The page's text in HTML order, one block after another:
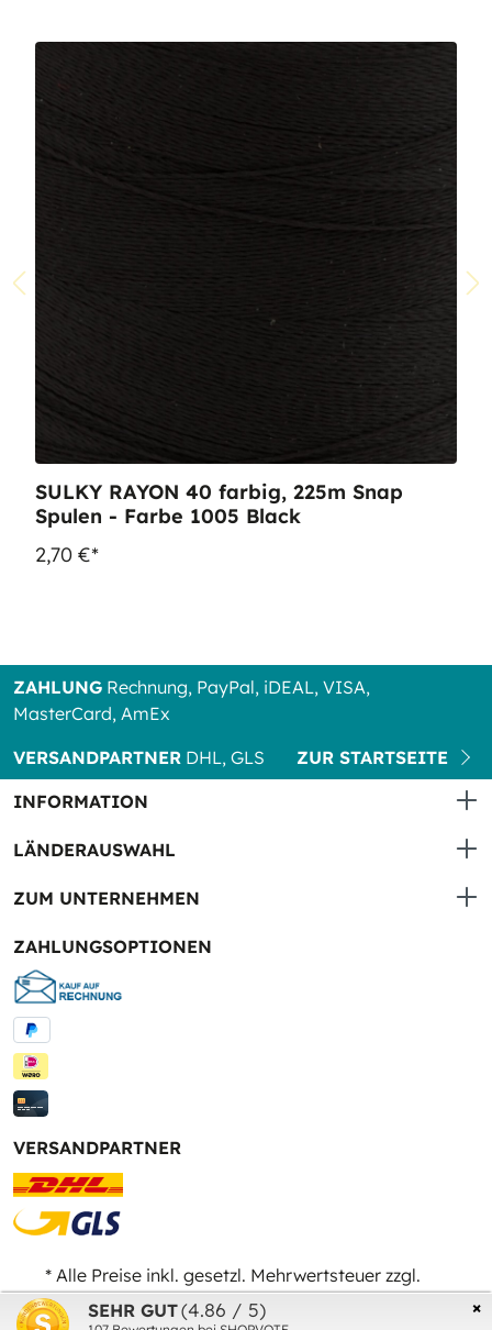
SULKY RAYON 40 farbig, 225m Snap
Spulen - Farbe 1005 Black
2,70 €*
ZAHLUNG Rechnung, PayPal, iDEAL, VISA,
MasterCard, AmEx
VERSANDPARTNER DHL, GLS
ZUR STARTSEITE
INFORMATION
LÄNDERAUSWAHL
ZUM UNTERNEHMEN
ZAHLUNGSOPTIONEN
VERSANDPARTNER
* Alle Preise inkl. gesetzl. Mehrwertsteuer zzgl.
Versandkosten und ggf. Nachnahmegebühren, wenn
×
SEHR GUT(4.86 / 5)